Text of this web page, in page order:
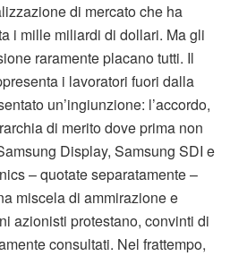
di mercato che ha
i mille miliardi di dollari. Ma gli
raramente placano tutti. Il
i lavoratori fuori dalla
un’ingiunzione: l’accordo,
di merito dove prima non
Display, Samsung SDI e
– quotate separatamente –
miscela di ammirazione e
azionisti protestano, convinti di
consultati. Nel frattempo,